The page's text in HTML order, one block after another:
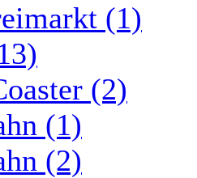
(1)
(2)
(1)
(2)